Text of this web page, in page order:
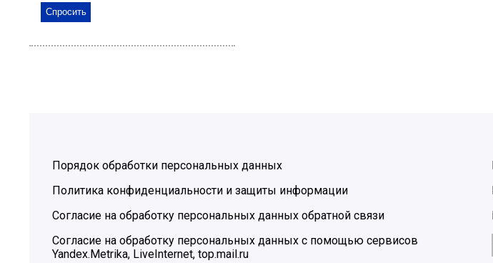
Порядок обработки персональных данных
Политика конфиденциальности и защиты информации
Согласие на обработку персональных данных обратной связи
Согласие на обработку персональных данных с помощью сервисов
Yandex.Metrika, LiveInternet, top.mail.ru